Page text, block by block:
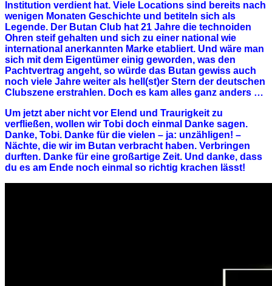
Institution verdient hat. Viele Locations sind bereits nach
wenigen Monaten Geschichte und betiteln sich als
Legende. Der Butan Club hat 21 Jahre die technoiden
Ohren steif gehalten und sich zu einer national wie
international anerkannten Marke etabliert. Und wäre man
sich mit dem Eigentümer einig geworden, was den
Pachtvertrag angeht, so würde das Butan gewiss auch
noch viele Jahre weiter als hell(st)er Stern der deutschen
Clubszene erstrahlen. Doch es kam alles ganz anders …
Um jetzt aber nicht vor Elend und Traurigkeit zu
verfließen, wollen wir Tobi doch einmal Danke sagen.
Danke, Tobi. Danke für die vielen – ja: unzähligen! –
Nächte, die wir im Butan verbracht haben. Verbringen
durften. Danke für eine großartige Zeit. Und danke, dass
du es am Ende noch einmal so richtig krachen lässt!